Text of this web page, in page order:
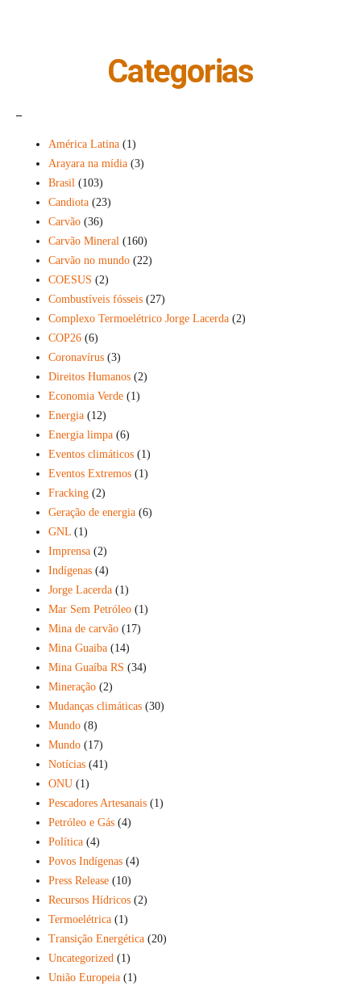
Categorias
América Latina (1)
Arayara na mídia (3)
Brasil (103)
Candiota (23)
Carvão (36)
Carvão Mineral (160)
Carvão no mundo (22)
COESUS (2)
Combustíveis fósseis (27)
Complexo Termoelétrico Jorge Lacerda (2)
COP26 (6)
Coronavírus (3)
Direitos Humanos (2)
Economia Verde (1)
Energia (12)
Energia limpa (6)
Eventos climáticos (1)
Eventos Extremos (1)
Fracking (2)
Geração de energia (6)
GNL (1)
Imprensa (2)
Indígenas (4)
Jorge Lacerda (1)
Mar Sem Petróleo (1)
Mina de carvão (17)
Mina Guaiba (14)
Mina Guaíba RS (34)
Mineração (2)
Mudanças climáticas (30)
Mundo (8)
Mundo (17)
Notícias (41)
ONU (1)
Pescadores Artesanais (1)
Petróleo e Gás (4)
Política (4)
Povos Indígenas (4)
Press Release (10)
Recursos Hídricos (2)
Termoelétrica (1)
Transição Energética (20)
Uncategorized (1)
União Europeia (1)